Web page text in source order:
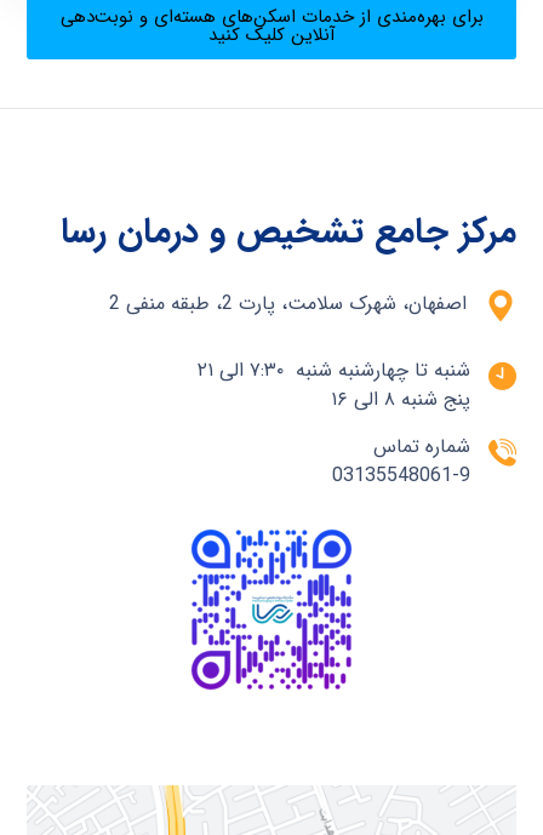
برای بهره‌مندی از خدمات اسکن‌های هسته‌ای و نوبت‌دهی
آنلاین کلیک کنید
مرکز جامع تشخیص و درمان رسا
اصفهان، شهرک سلامت، پارت 2، طبقه منفی 2
شنبه تا چهارشنبه شنبه ۷:۳۰ الی ۲۱
پنج شنبه ۸ الی ۱۶
شماره تماس
03135548061-9